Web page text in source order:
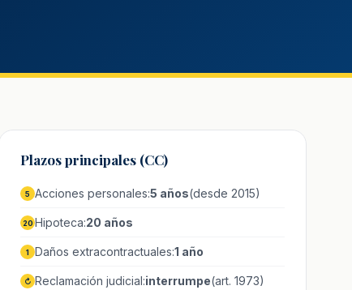
Plazos principales (CC)
5 Acciones personales:5 años(desde 2015)
20 Hipoteca:20 años
1 Daños extracontractuales:1 año
↻ Reclamación judicial:interrumpe(art. 1973)